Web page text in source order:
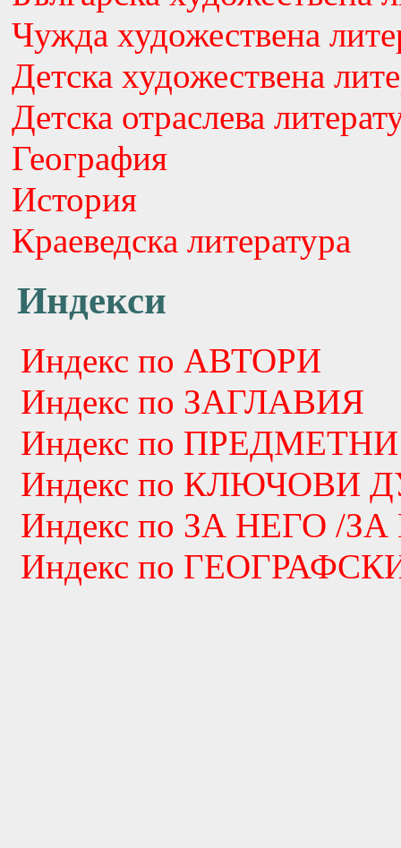
Чужда художествена
Детска художествена
Детска отраслева
География
История
Краеведска литература
Индекси
Индекс по АВТОРИ
Индекс по ЗАГЛАВИЯ
Индекс по
Индекс по КЛЮЧОВИ
Индекс по ЗА НЕГО /
Индекс по